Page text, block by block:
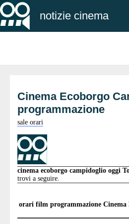
notizie cinema
Cinema Ecoborgo
programmazione
sale orari
cinema ecoborgo campidoglio oggi
trovi a seguire.
orari film programmazione Cinema